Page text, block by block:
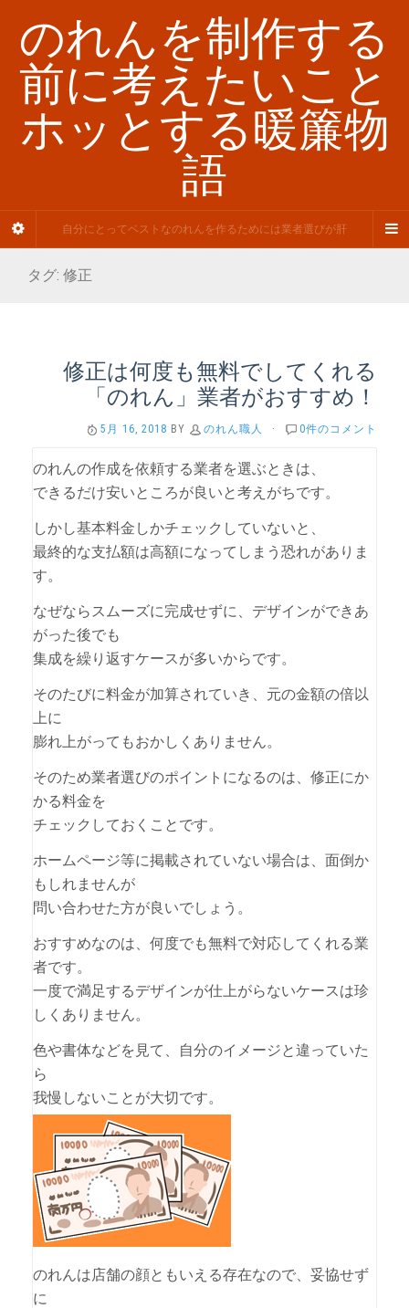
のれんを制作する
前に考えたいこと
ホッとする暖簾物
語
自分にとってベストなのれんを作るためには業者選びが肝
タグ: 修正
修正は何度も無料でしてくれる
「のれん」業者がおすすめ！
5月 16, 2018 BY のれん職人 · 0件のコメント
のれんの作成を依頼する業者を選ぶときは、
できるだけ安いところが良いと考えがちです。
しかし基本料金しかチェックしていないと、
最終的な支払額は高額になってしまう恐れがありま
す。
なぜならスムーズに完成せずに、デザインができあ
がった後でも
集成を繰り返すケースが多いからです。
そのたびに料金が加算されていき、元の金額の倍以
上に
膨れ上がってもおかしくありません。
そのため業者選びのポイントになるのは、修正にか
かる料金を
チェックしておくことです。
ホームページ等に掲載されていない場合は、面倒か
もしれませんが
問い合わせた方が良いでしょう。
おすすめなのは、何度でも無料で対応してくれる業
者です。
一度で満足するデザインが仕上がらないケースは珍
しくありません。
色や書体などを見て、自分のイメージと違っていた
ら
我慢しないことが大切です。
のれんは店舗の顔ともいえる存在なので、妥協せず
に